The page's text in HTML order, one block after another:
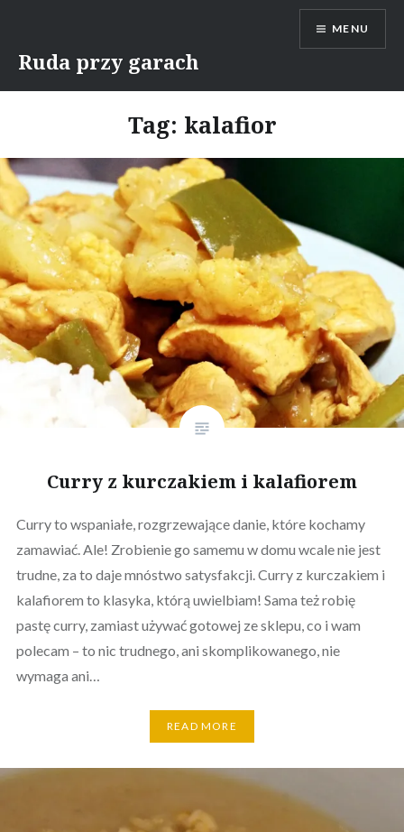
content
Ruda przy garach
MENU
Tag: kalafior
Curry z kurczakiem i kalafiorem
Curry to wspaniałe, rozgrzewające danie, które kochamy
zamawiać. Ale! Zrobienie go samemu w domu wcale nie jest
trudne, za to daje mnóstwo satysfakcji. Curry z kurczakiem i
kalafiorem to klasyka, którą uwielbiam! Sama też robię
pastę curry, zamiast używać gotowej ze sklepu, co i wam
polecam – to nic trudnego, ani skomplikowanego, nie
wymaga ani…
READ MORE